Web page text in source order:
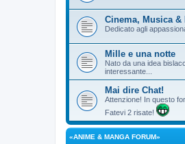
Cinema, Musica &
Dedicato agli
Mille e una notte
Nato da una idea
interessante...
Mai dire Chat!
Attenzione! In questo
Fatevi 2 risate!
«ANIME & MANGA FORUM»